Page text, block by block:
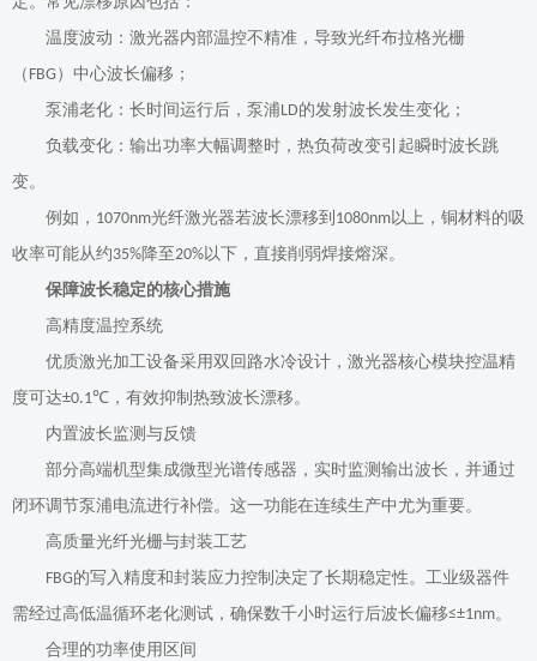
温度波动：激光器内部温控不精准，导致光纤布拉格光栅
（ FBG ）中心波长偏移；
泵浦老化：长时间运行后，泵浦LD的发射波长发生变化；
负载变化：输出功率大幅调整时，热负荷改变引起瞬时波长跳
变。
例如， 1070nm光纤激光器若波长漂移到 1080nm以上，铜材料的吸
收率可能从约35%降至20%以下，直接削弱焊接熔深。
保障波长稳定的核心措施
高精度温控系统
优质激光加工设备采用双回路水冷设计，激光器核心模块控温精
度可达±0.1℃ ，有效抑制热致波长漂移。
内置波长监测与反馈
部分高端机型集成微型光谱传感器，实时监测输出波长，并通过
闭环调节泵浦电流进行补偿。这一功能在连续生产中尤为重要。
高质量光纤光栅与封装工艺
FBG的写入精度和封装应力控制决定了长期稳定性。工业级器件
需经过高低温循环老化测试，确保数千小时运行后波长偏移≤±1nm。
合理的功率使用区间